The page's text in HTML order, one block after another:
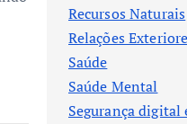
Recursos Naturais
Relações
Saúde
Saúde Mental
Segurança digital